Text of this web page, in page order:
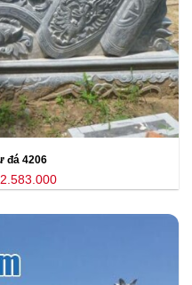
đá 4206